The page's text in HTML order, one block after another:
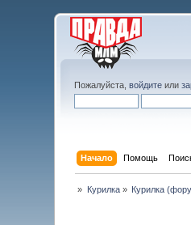
Пожалуйста,войдите или
Начало Помощь
» Курилка» Курилка